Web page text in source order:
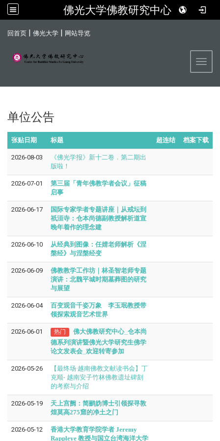
佛光大学佛教研究中心
回首页 | 佛光大学 | 网站导览
单位公告
张贴日期 标题 超连结 档案下载
2026-08-03
《佛光学报》新十二卷．第二期出
版啦！
2026-07-01
第三届「青年佛教学者会议」征稿
启事
2026-06-17
国际专家学者专题讲座｜从戒坛到
祇洹寺：仓本尚德副教授解析道宣
晚年着作的理念建
2026-06-10
从经典到图像：任婧老师解析《涅
槃经》与涅槃经变
2026-06-09
佛教教学工作坊｜林圣智老师专题
演讲：北魏平城时期墓葬图的研究
与展望
2026-06-04
百变观音千姿万象 李玉珉教授带
领探索观音艺术世界
2026-06-01 热门 佛大佛教研究中心_仓本尚
德系列演讲暨佛光大学研究生佛学
论文发表会 欢迎转寄参加
2026-05-26
【最终场·越南佛教文献读书会】丁
克顺- 越南安子竹林佛教遗址碑刻
的考察与介绍
2026-05-19
天上宫阙：简鹂妫博士引领探寻敦
煌莫高275窟的净土之门
2026-05-12
香港大学教育学院学者 Jeremy
Rappleye 教授与国立台湾海洋大学